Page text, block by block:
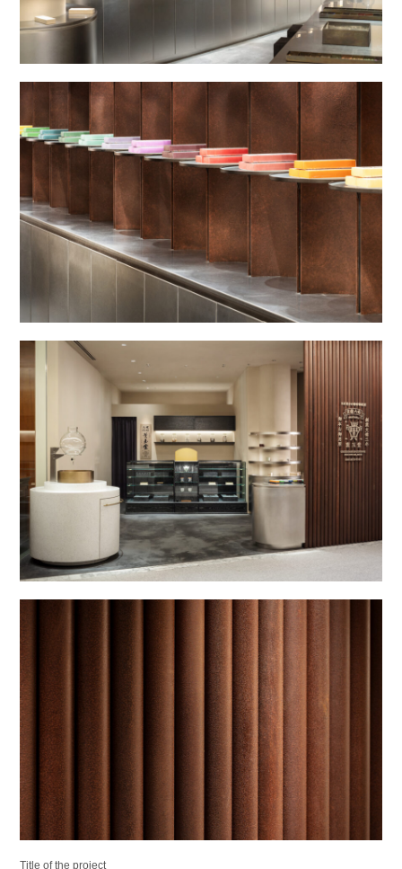
Title of the project